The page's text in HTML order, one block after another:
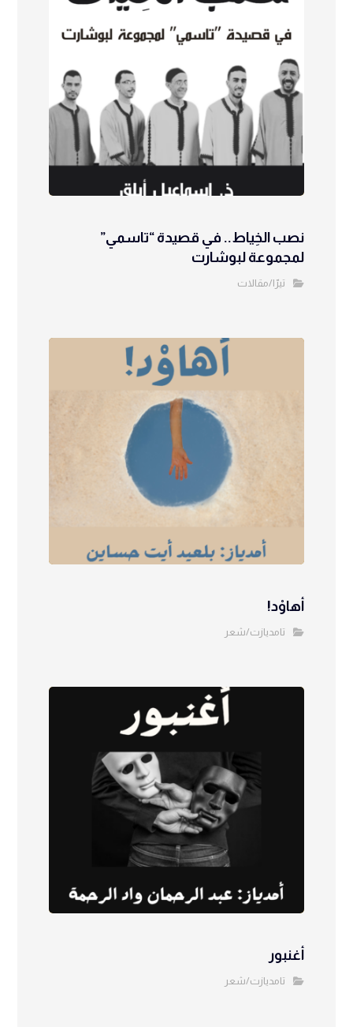
نصب الخِياط.. في قصيدة “تاسمي”
لمجموعة لبوشارت
تيرّا/مقالات
أهاوْد!
تامديازت/شعر
أغنبور
تامديازت/شعر